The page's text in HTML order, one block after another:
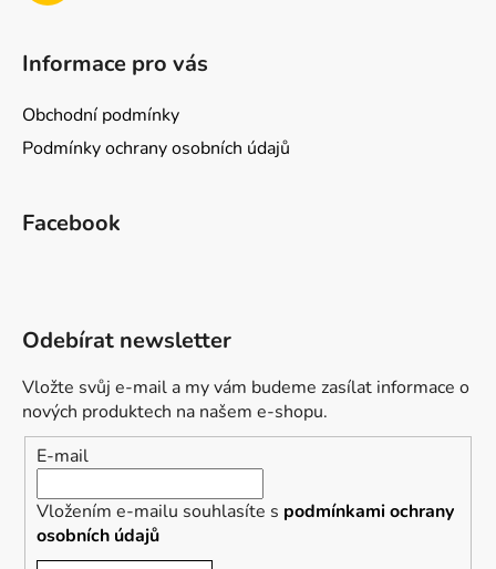
Informace pro vás
Obchodní podmínky
Podmínky ochrany osobních údajů
Facebook
Odebírat newsletter
Vložte svůj e-mail a my vám budeme zasílat informace o
nových produktech na našem e-shopu.
E-mail
Vložením e-mailu souhlasíte s podmínkami ochrany
osobních údajů